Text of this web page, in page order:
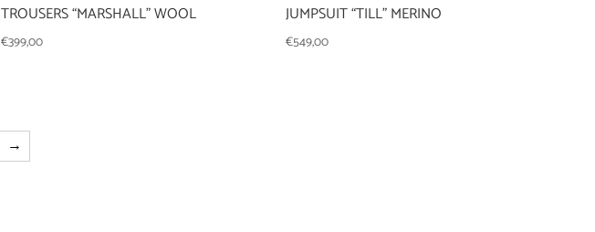
TROUSERS “MARSHALL” WOOL
€399,00
JUMPSUIT “TILL” MERINO
€549,00
→